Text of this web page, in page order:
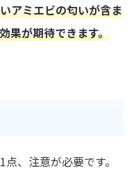
アミエビの匂いが含ま
果が期待できます。
、注意が必要です。